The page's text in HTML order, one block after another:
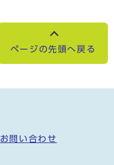
ページの先頭へ戻る
お問い合わせ